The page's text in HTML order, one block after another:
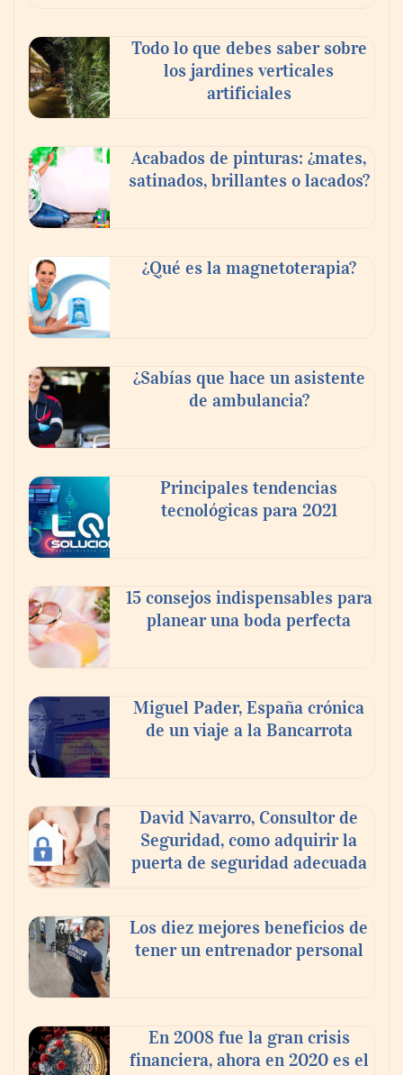
buscan proyectar talento mexicano y
fortalecer el turismo médico
En el Día de la Cerveza, Grupo Modelo
mundo elige para reunirse: 7 de cada 10 la
escogen
compromiso para el eclipse solar del 12 de
agosto
‘El ransomware se puede vencer. No
Ricardo Palacio Escobar
Todo lo que debes saber sobre
los jardines verticales
artificiales
Acabados de pinturas: ¿mates,
satinados, brillantes o lacados?
¿Qué es la magnetoterapia?
¿Sabías que hace un asistente
de ambulancia?
Principales tendencias
tecnológicas para 2021
15 consejos indispensables para
planear una boda perfecta
Miguel Pader, España crónica
de un viaje a la Bancarrota
David Navarro, Consultor de
Seguridad, como adquirir la
puerta de seguridad adecuada
Los diez mejores beneficios de
tener un entrenador personal
En 2008 fue la gran crisis
financiera, ahora en 2020 es el